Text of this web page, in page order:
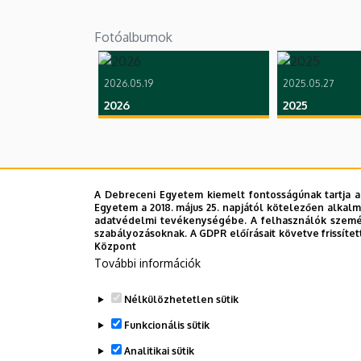
Fotóalbumok
2026.05.19
2026
2025.05.27
2025
A Debreceni Egyetem kiemelt fontosságúnak
Egyetem a 2018. május 25. napjától kötelezően
adatvédelmi tevékenységébe. A felhasználók
szabályozásoknak. A GDPR előírásait követve
Központ
További információk
Nélkülözhetetlen sütik
Funkcionális sütik
Analitikai sütik